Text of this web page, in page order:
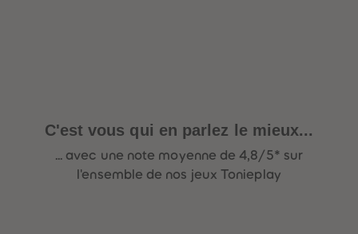
C'est vous qui en parlez le mieux...
... avec une note moyenne de 4,8/5* sur
l'ensemble de nos jeux Tonieplay